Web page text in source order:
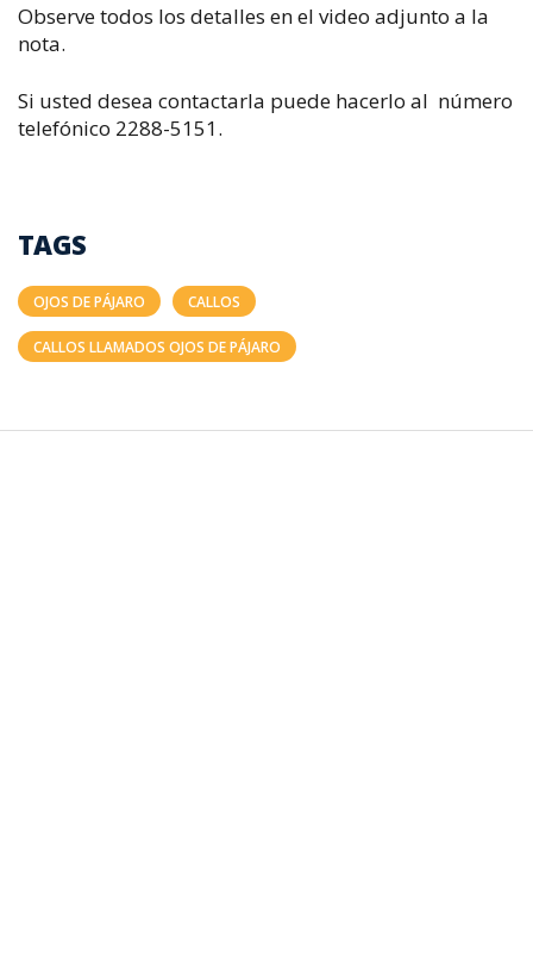
Observe todos los detalles en el video adjunto a la
nota.
Si usted desea contactarla puede hacerlo al número
telefónico 2288-5151.
TAGS
OJOS DE PÁJARO CALLOS
CALLOS LLAMADOS OJOS DE PÁJARO